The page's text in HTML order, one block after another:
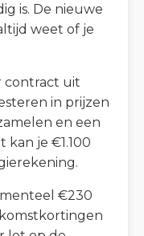
is. De nieuwe
weet of je
contract uit
in prijzen
en een
je €1.100
€230